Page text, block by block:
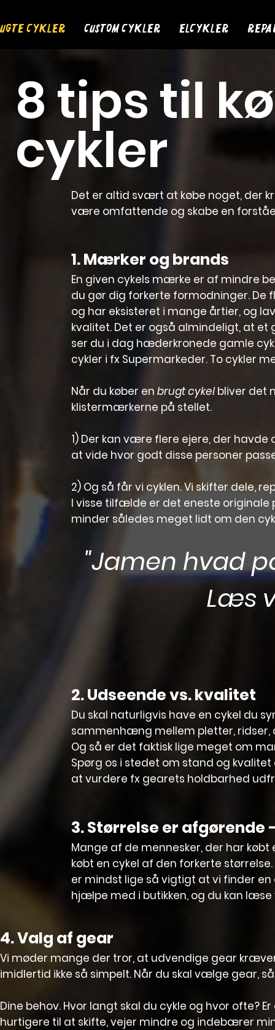
cykler Custom cykler Elcykler
8 tips til
cykler
Det er altid svært at købe noget, der
være omfattende og skabe en
1. Mærker og brands
En given cykels mærke er af mindre
du gør dig forkerte formodninger.
og har eksisteret i mange årtier, og
kvalitet. Det er også almindeligt, at
ser du i dag hæderkronede gamle
cykler i fx Supermarkeder. To cykler
Når du køber en brugt cykelbliver det
klistermærkerne på stellet.
1) Der kan være flere ejere, der havde
at vide hvor godt disse personer
2) Og så får vi cyklen. Vi skifter dele,
I visse tilfælde er det eneste
minder således meget lidt om den
"Jamen hvad
Læs
2. Udseende vs. kvalitet
Du skal naturligvis have en cykel du
sammenhæng mellem pletter, ridser,
Og så er det faktisk lige meget om
Spørg os i stedet om stand og
at vurdere fx gearets holdbarhed
3. Størrelse er afgørende
Mange af de mennesker, der har
købt en cykel af den forkerte
er mindst lige så vigtigt at vi finder en
hjælpe med i butikken, og du kan læse
4. Valg af gear
Vi møder mange der tror, at udvendige gear
imidlertid ikke så simpelt. Når du skal vælge
Dine behov. Hvor langt skal du cykle og hvor ofte?
hurtigere til at skifte, vejer mindre og indebærer